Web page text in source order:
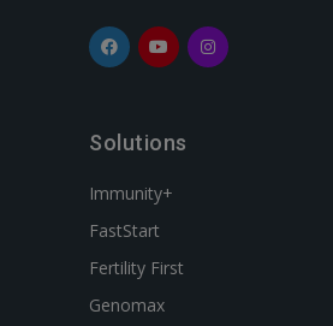
Solutions
Immunity+
FastStart
Fertility First
Genomax